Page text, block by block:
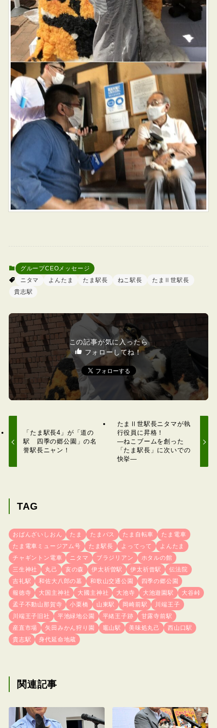
グループCEOメッセージ
ニタマ
よんたま たま駅長 ねこ駅長
たまⅡ世駅長
貴志駅
この記事が気に入ったら
フォローしてね！
「たま駅長4」が「道の
駅 四季の郷公園」の名
誉駅長ニャン！
たまⅡ世駅長ニタマが執
行役員に昇格！
―ねこブームを創った
「たま駅長」に次いでの
快挙―
TAG
おばんざいしおん たま たまバス たま自転車
たま電車
たま電車ミュージアム号
たま駅長 よってって
よんたま
チャギントン電車
ニタマ ブラジリアン
ホタルの館
三生神社
丸己 亥の森 伊太祈曽駅 伊太祈曾駅
伝法院
吉礼駅
和佐大八郎の墓 和歌山交通公園
四季の郷公園
報徳寺
大国主神社 大國主神社 大池寺 大池遊園駅
大谷峠
孟子不動山那賀寺
小栗橋 山東駅 岡崎前駅
川端王子
川端王子旧社
平池緑地公園 平緒王子跡
甘露寺前駅
産直市場
矢田みかん狩り園 竈山駅 美味処丸己
西山口駅
貴志駅
身代延命地蔵
関連記事